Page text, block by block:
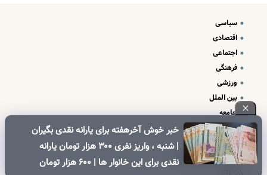
خبر خوش آخرهفته برای یارانه نقدی بگیران
| شنبه ، واریز نفری ۳۰۰ هزار تومان یارانه
نقدی برای این خانوار ها | ۶۰۰ هزار تومان
سیاسی
اقتصادی
اجتماعی
فرهنگی
ورزشی
بین الملل
جامعه
علم و فناوری
درباره ما
تبلیغات و تماس با ما